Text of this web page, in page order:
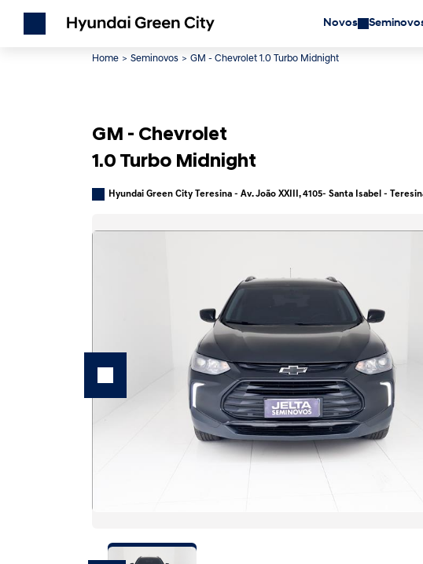
Novos
Home Seminovos GM - Chevrolet 1.0 Turbo Midnight
GM - Chevrolet
1.0 Turbo Midnight
Hyundai Green City Teresina - Av. João XXIII, 4105- Santa Isabel -